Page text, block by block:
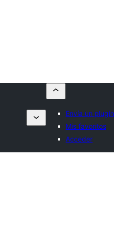
Envía un plugin
Mis favoritos
Acceder